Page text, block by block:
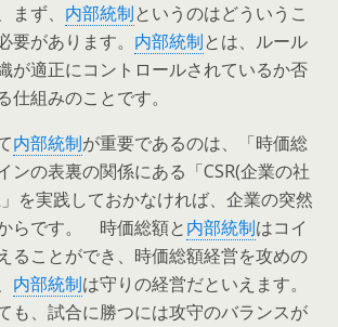
ず、 内部統制というのはどういうこ
要があります。 内部統制とは、ルール
が適正にコントロールされているか否
仕組みのことです。
内部統制が重要であるのは、「時価総
ンの表裏の関係にある「CSR(企業の社
を実践しておかなければ、企業の突然
らです。 時価総額と内部統制はコイ
ることができ、時価総額経営を攻めの
内部統制は守りの経営だといえます。
も、試合に勝つには攻守のバランスが